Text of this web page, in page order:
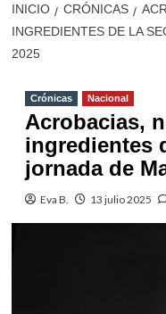
INICIO CRÓNICAS
INGREDIENTES DE LA
2025
Crónicas Nacional
Acrobacias,
ingredientes
jornada de
Eva B. 13 julio 2025